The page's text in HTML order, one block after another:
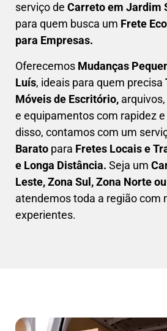
serviço de Carreto em Jardim
para quem busca um Frete
para Empresas.
Oferecemos Mudanças
Luís, ideais para quem precisa
Móveis de Escritório,
e equipamentos com rapidez
disso, contamos com um
Barato para Fretes Locais e
e Longa Distância. Seja um C
Leste, Zona Sul, Zona Norte
atendemos toda a região com
experientes.